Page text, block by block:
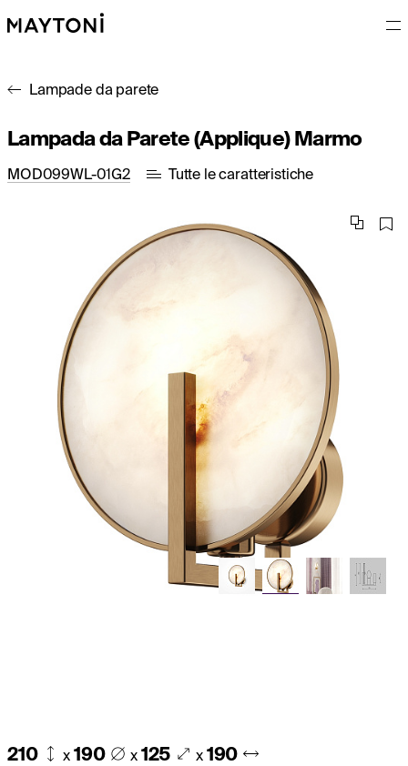
Lampade da parete
Lampada da Parete (Applique) Marmo
MOD099WL-01G2 Tutte le caratteristiche
210 x 190 x 125 x 190